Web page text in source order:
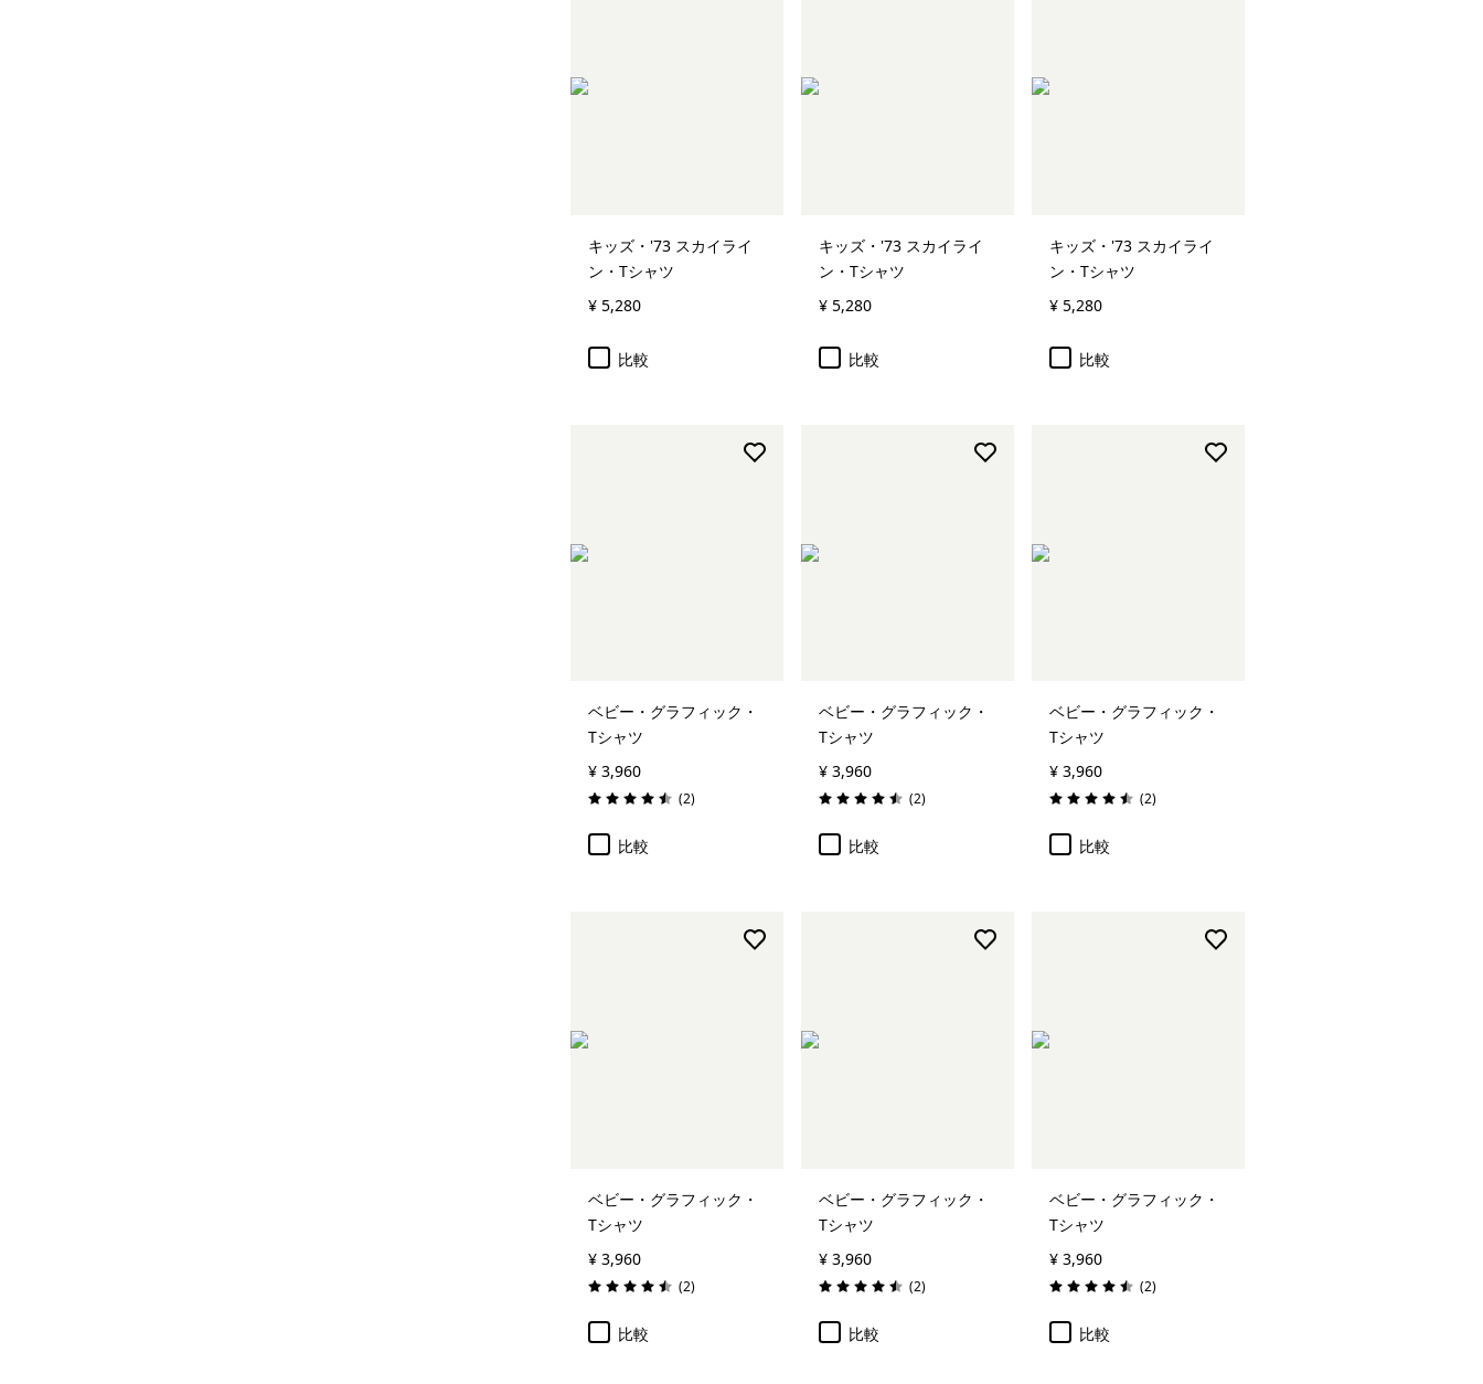
キッズ・'73 スカイライ
ン・Tシャツ
¥ 5,280
比較
キッズ・'73 スカイライ
ン・Tシャツ
¥ 5,280
比較
キッズ・'73 スカイライ
ン・Tシャツ
¥ 5,280
比較
ベビー・グラフィック・
Tシャツ
¥ 3,960
評価: 4.5 / 5 (2レビュー
)
比較
ベビー・グラフィック・
Tシャツ
¥ 3,960
評価: 4.5 / 5 (2レビュー
)
比較
ベビー・グラフィック・
Tシャツ
¥ 3,960
評価: 4.5 / 5 (2レビュー
)
比較
ベビー・グラフィック・
Tシャツ
¥ 3,960
評価: 4.5 / 5 (2レビュー
)
比較
ベビー・グラフィック・
Tシャツ
¥ 3,960
評価: 4.5 / 5 (2レビュー
)
比較
ベビー・グラフィック・
Tシャツ
¥ 3,960
評価: 4.5 / 5 (2レビュー
)
比較